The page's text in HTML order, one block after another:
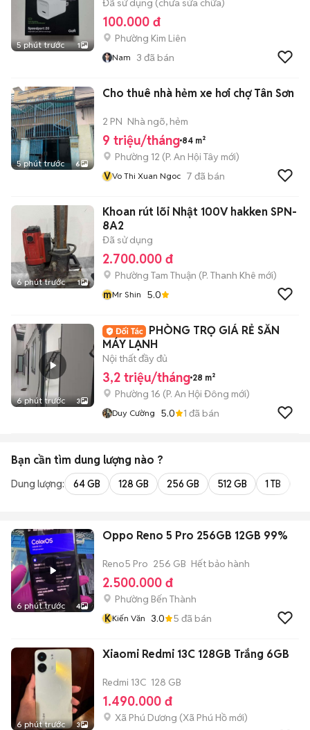
5 phút trước 1
Đã sử dụng (chưa sửa chữa)
100.000 đ
Phường Kim Liên
Nam 3 đã bán
5 phút trước 6
Cho thuê nhà hẻm xe hơi chợ Tân Sơn
2 PN Nhà ngõ, hẻm
9 triệu/tháng 84 m²
Phường 12 (P. An Hội Tây mới)
VVo Thi Xuan Ngoc 7 đã bán
6 phút trước 1
Khoan rút lõi Nhật 100V hakken SPN-
8A2
Đã sử dụng
2.700.000 đ
Phường Tam Thuận (P. Thanh Khê mới)
mMr Shin 5.0
6 phút trước 3
PHÒNG TRỌ GIÁ RẺ SẴN
MÁY LẠNH
Nội thất đầy đủ
3,2 triệu/tháng 28 m²
Phường 16 (P. An Hội Đông mới)
Duy Cường 5.0 1 đã bán
Bạn cần tìm dung lượng nào ?
Dung lượng: 64 GB 128 GB 256 GB 512 GB 1 TB
6 phút trước 4
Oppo Reno 5 Pro 256GB 12GB 99%
Reno5 Pro 256 GB Hết bảo hành
2.500.000 đ
Phường Bến Thành
KKiến Văn 3.0 5 đã bán
6 phút trước 3
Xiaomi Redmi 13C 128GB Trắng 6GB
Redmi 13C 128 GB
1.490.000 đ
Xã Phú Dương (Xã Phú Hồ mới)